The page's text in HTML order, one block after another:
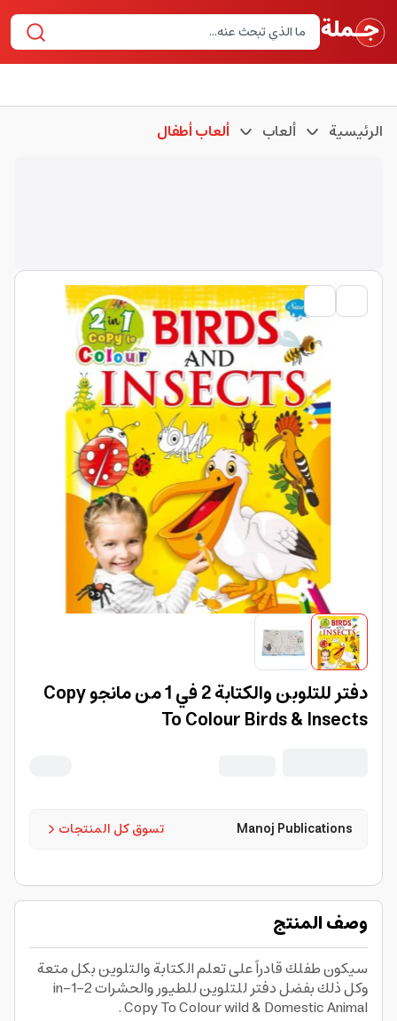
الرئيسية ألعاب ألعاب أطفال
دفتر للتلوبن والكتابة 2 في 1 من مانجو Copy
To Colour Birds & Insects
تسوق كل المنتجات Manoj Publications
وصف المنتج
سيكون طفلك قادراً على تعلم الكتابة والتلوين بكل متعة
وكل ذلك بفضل دفتر للتلوين للطيور والحشرات 2-in-1
Copy To Colour wild & Domestic Animal .